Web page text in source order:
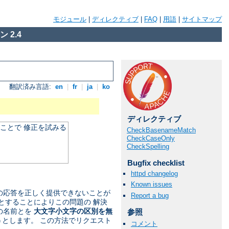
モジュール ディレクティブ FAQ 用語 サイトマップ
2.4
翻訳済み言語: en fr ja ko
とで 修正を試みる
答を正しく提供できないことが
することによりこの問題の 解決
名前とを 大文字小文字の区別を無
します。 この方法でリクエスト
ディレクティブ
CheckBasenameMatch
CheckCaseOnly
CheckSpelling
Bugfix checklist
httpd changelog
Known issues
Report a bug
参照
コメント